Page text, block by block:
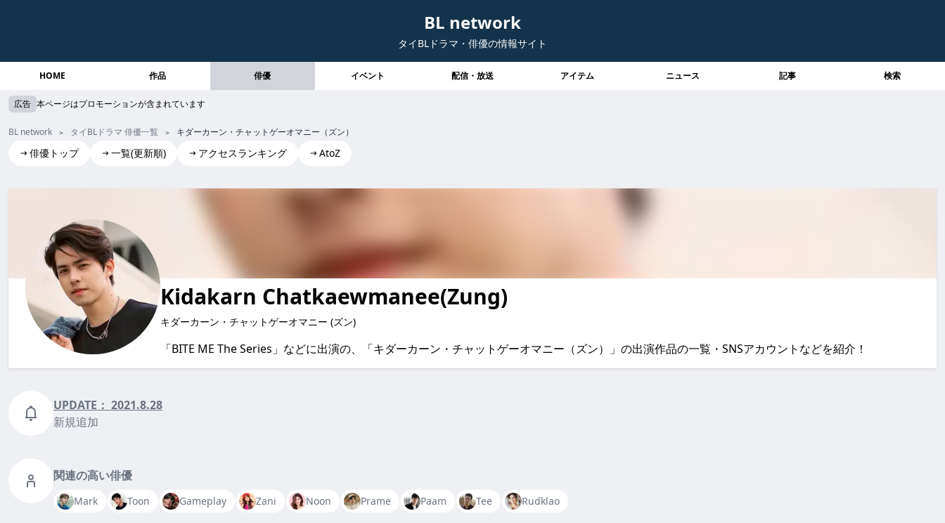
BL network
タイBLドラマ・俳優の情報サイト
HOME 作品 俳優 イベント 配信・放送 アイテム ニュース 記事 検索
広告 本ページはプロモーションが含まれています
BL network タイBLドラマ 俳優一覧 キダーカーン・チャットゲーオマニー（ズン）
俳優トップ 一覧(更新順) アクセスランキング AtoZ
Kidakarn Chatkaewmanee(Zung)
キダーカーン・チャットゲーオマニー (ズン)
「BITE ME The Series」などに出演の、「キダーカーン・チャットゲーオマニー（ズン）」の出演作品の一覧・SNSアカウントなどを紹介！
UPDATE： 2021.8.28
新規追加
関連の高い俳優
Mark Toon Gameplay Zani Noon Prame Paam Tee Rudklao